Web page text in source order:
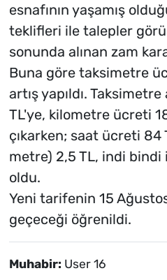
esnafının yaşamış
teklifleri ile talepler
sonunda alınan zam
Buna göre taksimetre
artış yapıldı. Taksimetre
TL'ye, kilometre ücreti
çıkarken; saat ücreti
metre) 2,5 TL, indi bindi
oldu.
Yeni tarifenin 15
geçeceği öğrenildi.
Muhabir: User 16